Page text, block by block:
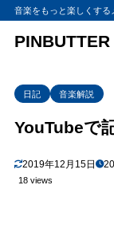
音楽をもっと楽しくする
日記 音楽解説
YouTubeで
2019年12月15日
18 views